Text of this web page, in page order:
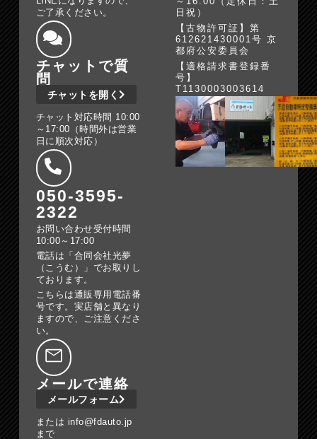
ご了承ください。
チャットで質
問
チャットを開く
チャット対応時間 10:00
～17:00（時間外は営業
日に順次対応）
050-3595-
2322
お問い合わせ受付時間
10:00～17:00
電話は「合同会社光夢
（こうむ）」でお取りし
ております。
こちらは通販専用電話番
号です。実店舗と異なり
ますので、ご注意くださ
い。
メールで連絡
メールフォーム
または info@fdauto.jp
まで
日祝）
【古物許可証】第
612621430001号 京
都府公安委員会
【適格請求書登録番
号】
T1130003003614